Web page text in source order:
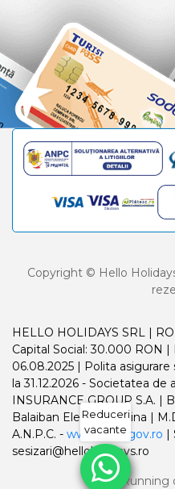
Copyright © Hello
HELLO HOLIDAYS SRL |
Capital Social: 30.000 RON
06.08.2025 | Polita asigurare
la 31.12.2026 - Societatea
INSURANCE GROUP S.A.
Balaiban Elena Madalina |
A.N.P.C. - www.anpc.gov.ro
sesizari@helloholidays.ro
Running
Reduceri
vacante